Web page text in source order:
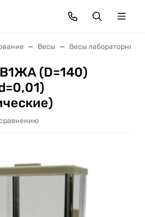
Весы Весы лабораторные
(D=140)